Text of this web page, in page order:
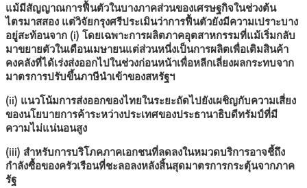
แม้มีสัญญาณการฟื้นตัวในบางภาคส่วนของเศรษฐกิจในช่วงต้น
ไตรมาสสอง แต่วิจัยกรุงศรีประเมินว่าการฟื้นตัวยังมีความเปราะบาง
อยู่สะท้อนจาก (i) โดยเฉพาะการผลิตภาคอุตสาหกรรมที่แม้เริ่มกลับ
มาขยายตัวในเดือนเมษายนแต่ส่วนหนี่งเป็นการผลิตเพื่อเติมสินค้า
คงคลังที่ได้เร่งส่งออกไปในช่วงก่อนหน้าเพื่อหลีกเลี่ยงผลกระทบจาก
มาตรการปรับขึ้นภาษีนำเข้าของสหรัฐฯ
(ii) แนวโน้มการส่งออกของไทยในระยะถัดไปยังเผชิญกับความเสี่ยง
ของนโยบายการค้าระหว่างประเทศของประธานาธิบดีทรัมป์ที่มี
ความไม่แน่นอนสูง
(iii) สำหรับการบริโภคภาคเอกชนที่ลดลงในหมวดบริการอาจชี้ถึง
กำลังซื้อของครัวเรือนที่ชะลอลงหลังสิ้นสุดมาตรการกระตุ้นจากภาค
รัฐ